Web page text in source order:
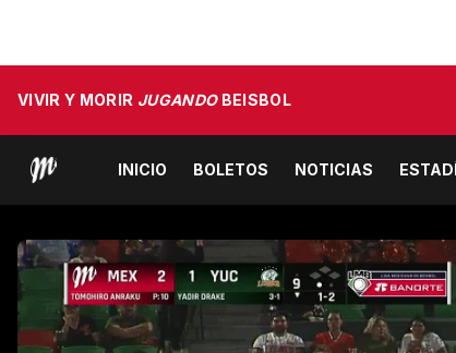
VIVIR Y MORIR JUGANDOBEISBOL
INICIO BOLETOS NOTICIAS